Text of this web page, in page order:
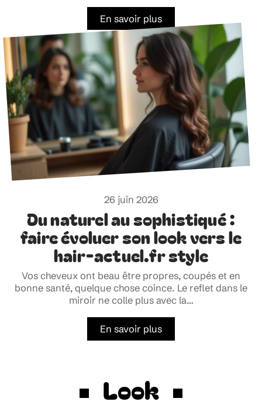
En savoir plus
26 juin 2026
Du naturel au sophistiqué :
faire évoluer son look vers le
hair-actuel.fr style
Vos cheveux ont beau être propres, coupés et en
bonne santé, quelque chose coince. Le reflet dans le
miroir ne colle plus avec la…
En savoir plus
Look